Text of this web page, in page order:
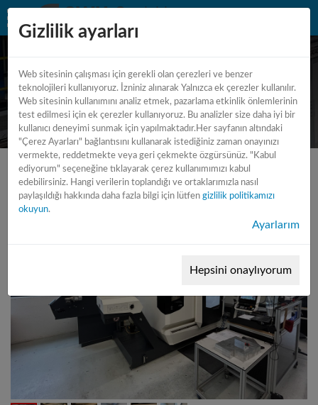
CNC machining center - 5 axes -
Universal
Gizlilik ayarları
Web sitesinin çalışması için gerekli olan çerezleri ve benzer
teknolojileri kullanıyoruz. İzniniz alınarak Yalnızca ek çerezler kullanılır.
Web sitesinin kullanımını analiz etmek, pazarlama etkinlik önlemlerinin
test edilmesi için ek çerezler kullanıyoruz. Bu analizler size daha iyi bir
kullanıcı deneyimi sunmak için yapılmaktadır.Her sayfanın altındaki
"Çerez Ayarları" bağlantısını kullanarak istediğiniz zaman onayınızı
vermekte, reddetmekte veya geri çekmekte özgürsünüz. "Kabul
ediyorum" seçeneğine tıklayarak çerez kullanımımızı kabul
edebilirsiniz. Hangi verilerin toplandığı ve ortaklarımızla nasıl
paylaşıldığı hakkında daha fazla bilgi için lütfen gizlilik politikamızı
okuyun.
Ayarlarım
Hepsini onaylıyorum